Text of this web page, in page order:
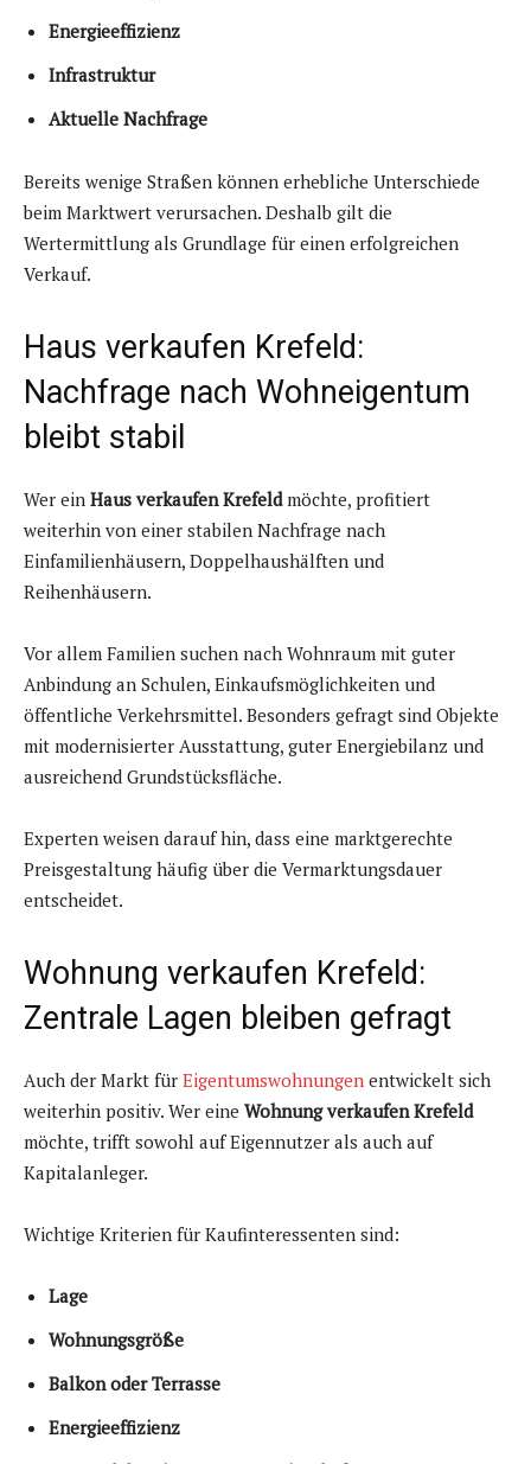
Energieeffizienz
Infrastruktur
Aktuelle Nachfrage
Bereits wenige Straßen können erhebliche Unterschiede
beim Marktwert verursachen. Deshalb gilt die
Wertermittlung als Grundlage für einen erfolgreichen
Verkauf.
Haus verkaufen Krefeld:
Nachfrage nach Wohneigentum
bleibt stabil
Wer ein Haus verkaufen Krefeldmöchte, profitiert
weiterhin von einer stabilen Nachfrage nach
Einfamilienhäusern, Doppelhaushälften und
Reihenhäusern.
Vor allem Familien suchen nach Wohnraum mit guter
Anbindung an Schulen, Einkaufsmöglichkeiten und
öffentliche Verkehrsmittel. Besonders gefragt sind Objekte
mit modernisierter Ausstattung, guter Energiebilanz und
ausreichend Grundstücksfläche.
Experten weisen darauf hin, dass eine marktgerechte
Preisgestaltung häufig über die Vermarktungsdauer
entscheidet.
Wohnung verkaufen Krefeld:
Zentrale Lagen bleiben gefragt
Auch der Markt für Eigentumswohnungen entwickelt sich
weiterhin positiv. Wer eine Wohnung verkaufen Krefeld
möchte, trifft sowohl auf Eigennutzer als auch auf
Kapitalanleger.
Wichtige Kriterien für Kaufinteressenten sind:
Lage
Wohnungsgröße
Balkon oder Terrasse
Energieeffizienz